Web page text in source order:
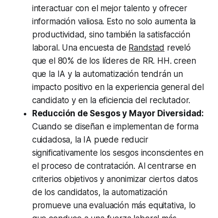
interactuar con el mejor talento y ofrecer
información valiosa. Esto no solo aumenta la
productividad, sino también la satisfacción
laboral. Una encuesta de Randstad reveló
que el 80% de los líderes de RR. HH. creen
que la IA y la automatización tendrán un
impacto positivo en la experiencia general del
candidato y en la eficiencia del reclutador.
Reducción de Sesgos y Mayor Diversidad:
Cuando se diseñan e implementan de forma
cuidadosa, la IA puede reducir
significativamente los sesgos inconscientes en
el proceso de contratación. Al centrarse en
criterios objetivos y anonimizar ciertos datos
de los candidatos, la automatización
promueve una evaluación más equitativa, lo